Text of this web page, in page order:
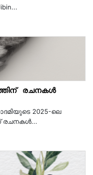
രചനകൾ
2025-ലെ
രചനകൾ...